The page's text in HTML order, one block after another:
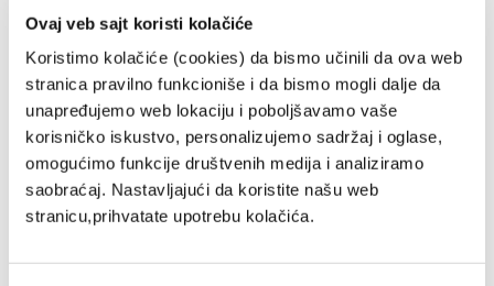
Ovaj veb sajt koristi kolačiće
Koristimo kolačiće (cookies) da bismo učinili da ova web
stranica pravilno funkcioniše i da bismo mogli dalje da
unapređujemo web lokaciju i poboljšavamo vaše
korisničko iskustvo, personalizujemo sadržaj i oglase,
omogućimo funkcije društvenih medija i analiziramo
saobraćaj. Nastavljajući da koristite našu web
stranicu,prihvatate upotrebu kolačića.
prilagođava se i savremenoj i klasičnoj estetici, i tako
zauvek postaje deo vašeg doma.
Prezentacija
ELEGANCIJA I JEDNOSTAVNOST
Najnoviji set iz poznate Zepter Masterpiece kolekcije
karakteriše očaravajuća harmonija elegancije i
modernog minimalizma.
Ovaploćuje ideju da istinski luksuz počiva na umetnosti